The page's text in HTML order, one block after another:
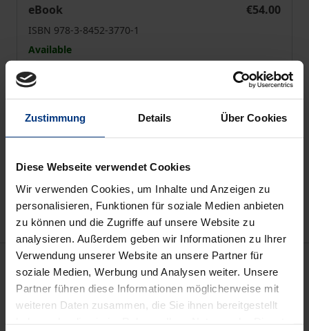
Zustimmung Details Über Cookies
Diese Webseite verwendet Cookies
Wir verwenden Cookies, um Inhalte und Anzeigen zu
personalisieren, Funktionen für soziale Medien anbieten
zu können und die Zugriffe auf unsere Website zu
analysieren. Außerdem geben wir Informationen zu Ihrer
Verwendung unserer Website an unsere Partner für
soziale Medien, Werbung und Analysen weiter. Unsere
Partner führen diese Informationen möglicherweise mit
weiteren Daten zusammen, die Sie ihnen bereitgestellt
eBook
€54.00
ISBN 978-3-8452-3770-1
Available
Prices include VAT. Depending on the delivery address, VAT
may vary at checkout.
Add to Wish List
Delivery cost notice
Description
Seitdem der moderne internationale Terrorismus als